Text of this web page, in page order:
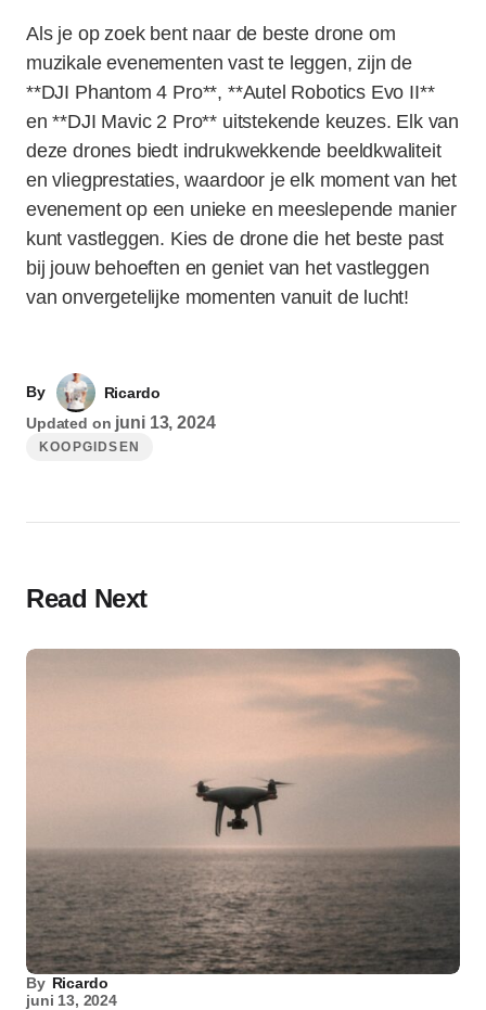
Als je op zoek bent naar de beste drone om
muzikale evenementen vast te leggen, zijn de
**DJI Phantom 4 Pro**, **Autel Robotics Evo II**
en **DJI Mavic 2 Pro** uitstekende keuzes. Elk van
deze drones biedt indrukwekkende beeldkwaliteit
en vliegprestaties, waardoor je elk moment van het
evenement op een unieke en meeslepende manier
kunt vastleggen. Kies de drone die het beste past
bij jouw behoeften en geniet van het vastleggen
van onvergetelijke momenten vanuit de lucht!
By
Ricardo
Updated on juni 13, 2024
KOOPGIDSEN
Read Next
By Ricardo
juni 13, 2024